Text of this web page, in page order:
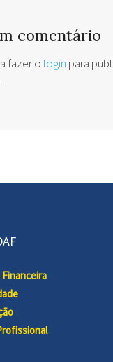
comentário
fazer o login para